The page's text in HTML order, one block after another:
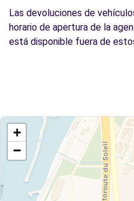
Las devoluciones de
horario de apertura de la
está disponible fuera de
+
−